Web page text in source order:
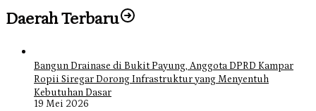
Daerah Terbaru
Bangun Drainase di Bukit Payung, Anggota DPRD Kampar
Ropii Siregar Dorong Infrastruktur yang Menyentuh
Kebutuhan Dasar
19 Mei 2026